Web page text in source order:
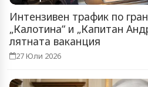
Интензивен трафик по
„Калотина“ и „Капитан
лятната ваканция
27 Юли 2026